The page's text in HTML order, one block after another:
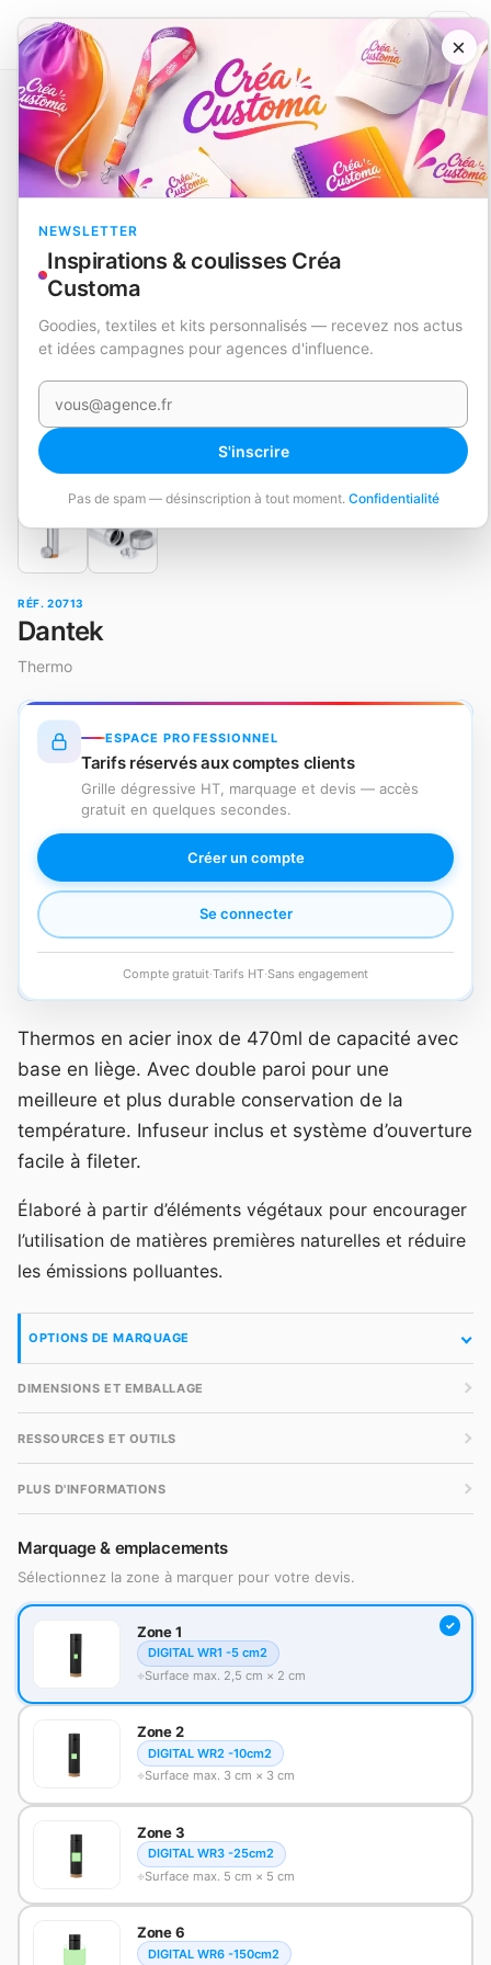
×
NEWSLETTER
Inspirations & coulisses Créa
Customa
Goodies, textiles et kits personnalisés — recevez nos actus
et idées campagnes pour agences d'influence.
Votre e-mail
S'inscrire
Pas de spam — désinscription à tout moment. Confidentialité
Catalogue Mugs, gourdes et thermos Thermo Dantek
EN STOCK
RÉF. 20713
Dantek
Thermo
ESPACE PROFESSIONNEL
Tarifs réservés aux comptes clients
Grille dégressive HT, marquage et devis — accès
gratuit en quelques secondes.
Créer un compte
Se connecter
Compte gratuit·Tarifs HT·Sans engagement
Thermos en acier inox de 470ml de capacité avec
base en liège. Avec double paroi pour une
meilleure et plus durable conservation de la
température. Infuseur inclus et système d’ouverture
facile à fileter.
Élaboré à partir d’éléments végétaux pour encourager
l’utilisation de matières premières naturelles et réduire
les émissions polluantes.
OPTIONS DE MARQUAGE
DIMENSIONS ET EMBALLAGE
RESSOURCES ET OUTILS
PLUS D'INFORMATIONS
Marquage & emplacements
Sélectionnez la zone à marquer pour votre devis.
Zone 1
DIGITAL WR1 -5 cm2
Surface max. 2,5 cm × 2 cm
Zone 2
DIGITAL WR2 -10cm2
Surface max. 3 cm × 3 cm
Zone 3
DIGITAL WR3 -25cm2
Surface max. 5 cm × 5 cm
Zone 6
DIGITAL WR6 -150cm2